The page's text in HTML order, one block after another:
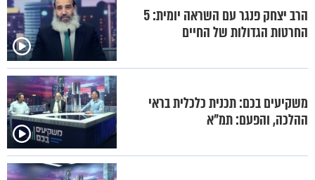
הרב יצחק פנגר עם השראה יומית: 5
החרטות הגדולות של החיים
משקיעים בכם: תכנית כלכלית בראי
ההלכה, והפעם: תמ"א